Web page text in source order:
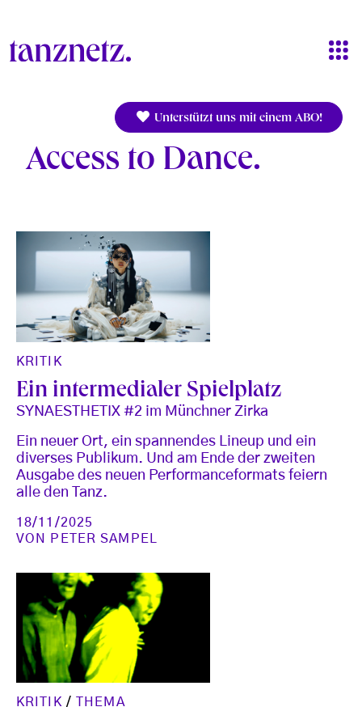
Unterstützt uns mit einem ABO!
Access to Dance
KRITIK
Ein intermedialer Spielplatz
SYNAESTHETIX #2 im Münchner Zirka
Ein neuer Ort, ein spannendes Lineup und ein
diverses Publikum. Und am Ende der zweiten
Ausgabe des neuen Performanceformats feiern
alle den Tanz.
18/11/2025
VON
PETER SAMPEL
KRITIK /THEMA